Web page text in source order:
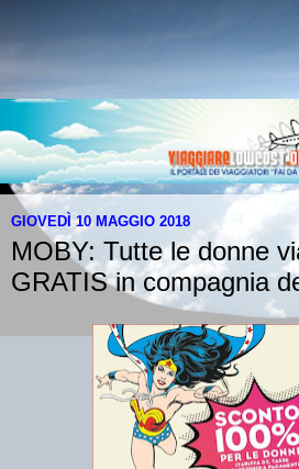
GIOVEDÌ 10 MAGGIO 2018
MOBY: Tutte le donne
GRATIS in compagnia